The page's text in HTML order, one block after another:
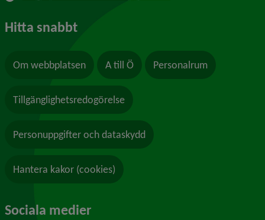
Hitta snabbt
Om webbplatsen A till Ö Personalrum
Tillgänglighetsredogörelse
Personuppgifter och dataskydd
Hantera kakor (cookies)
Sociala medier